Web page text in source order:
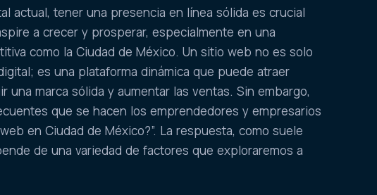
actual, tener una presencia en línea sólida es crucial
a crecer y prosperar, especialmente en una
como la Ciudad de México. Un sitio web no es solo
es una plataforma dinámica que puede atraer
una marca sólida y aumentar las ventas. Sin embargo,
que se hacen los emprendedores y empresarios
en Ciudad de México?”. La respuesta, como suele
de una variedad de factores que exploraremos a